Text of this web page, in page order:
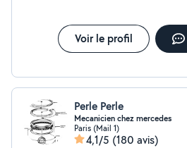
Voir le profil
Perle Perle
Mecanicien chez mercedes
Paris (Mail 1)
4,1/5 (180 avis)